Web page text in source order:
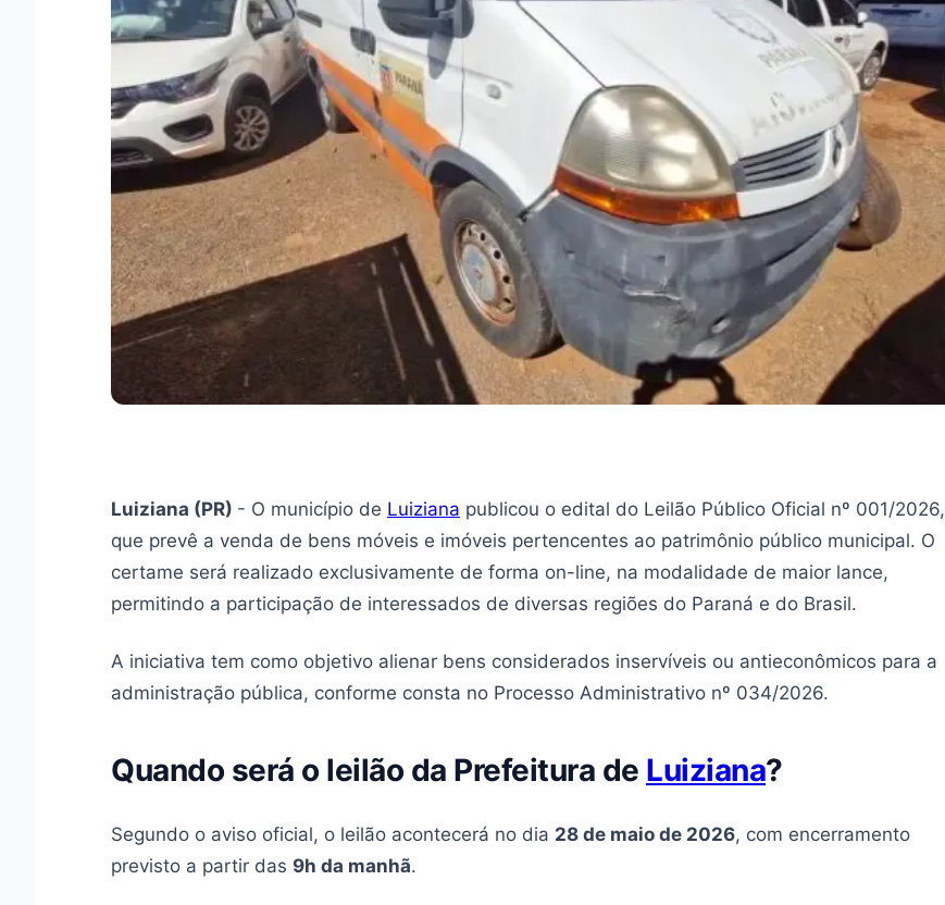
Luiziana (PR) - O município de Luiziana publicou o edital do Leilão Público Oficial nº 001/2026,
que prevê a venda de bens móveis e imóveis pertencentes ao patrimônio público municipal. O
certame será realizado exclusivamente de forma on-line, na modalidade de maior lance,
permitindo a participação de interessados de diversas regiões do Paraná e do Brasil.
A iniciativa tem como objetivo alienar bens considerados inservíveis ou antieconômicos para a
administração pública, conforme consta no Processo Administrativo nº 034/2026.
Quando será o leilão da Prefeitura de Luiziana?
Segundo o aviso oficial, o leilão acontecerá no dia 28 de maio de 2026, com encerramento
previsto a partir das 9h da manhã.